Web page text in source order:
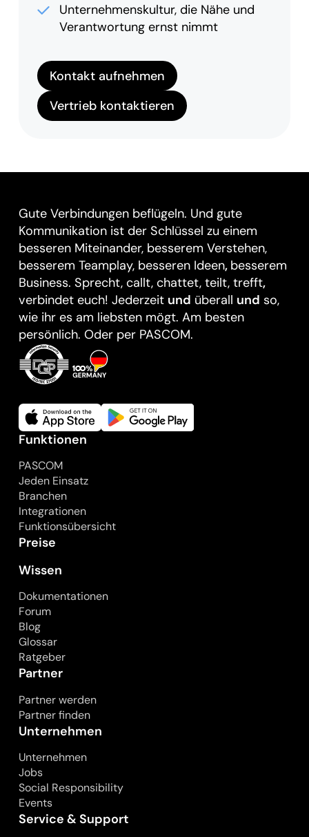
Unternehmenskultur, die Nähe und
Verantwortung ernst nimmt
Kontakt aufnehmen
Vertrieb kontaktieren
Gute Verbindungen beflügeln. Und gute
Kommunikation ist der Schlüssel zu einem
besseren Miteinander, besserem Verstehen,
besserem Teamplay, besseren Ideen, besserem
Business. Sprecht, callt, chattet, teilt, trefft,
verbindet euch! Jederzeit und überall und so,
wie ihr es am liebsten mögt. Am besten
persönlich. Oder per PASCOM.
Funktionen
PASCOM
Jeden Einsatz
Branchen
Integrationen
Funktionsübersicht
Preise
Wissen
Dokumentationen
Forum
Blog
Glossar
Ratgeber
Partner
Partner werden
Partner finden
Unternehmen
Unternehmen
Jobs
Social Responsibility
Events
Service & Support